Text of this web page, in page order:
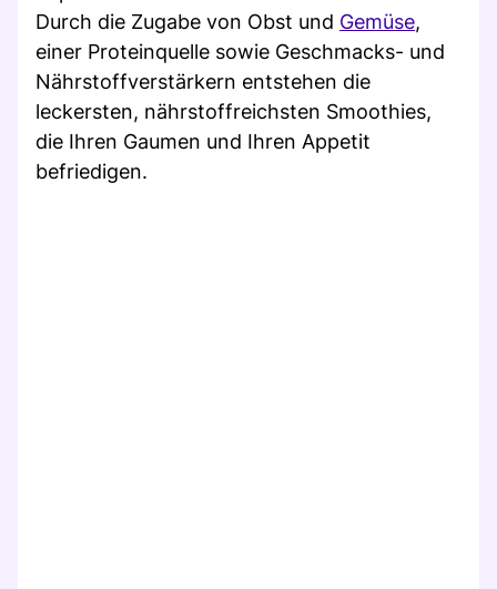
Durch die Zugabe von Obst und Gemüse,
einer Proteinquelle sowie Geschmacks- und
Nährstoffverstärkern entstehen die
leckersten, nährstoffreichsten Smoothies,
die Ihren Gaumen und Ihren Appetit
befriedigen.